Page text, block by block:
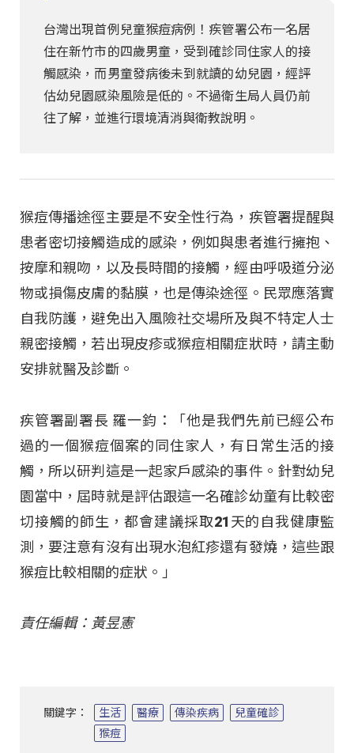
台灣出現首例兒童猴痘病例！疾管署公布一名居
住在新竹市的四歲男童，受到確診同住家人的接
觸感染，而男童發病後未到就讀的幼兒園，經評
估幼兒園感染風險是低的。不過衛生局人員仍前
往了解，並進行環境清消與衛教說明。
猴痘傳播途徑主要是不安全性行為，疾管署提醒與
患者密切接觸造成的感染，例如與患者進行擁抱、
按摩和親吻，以及長時間的接觸，經由呼吸道分泌
物或損傷皮膚的黏膜，也是傳染途徑。民眾應落實
自我防護，避免出入風險社交場所及與不特定人士
親密接觸，若出現皮疹或猴痘相關症狀時，請主動
安排就醫及診斷。
疾管署副署長 羅一鈞：「他是我們先前已經公布
過的一個猴痘個案的同住家人，有日常生活的接
觸，所以研判這是一起家戶感染的事件。針對幼兒
園當中，屆時就是評估跟這一名確診幼童有比較密
切接觸的師生，都會建議採取21天的自我健康監
測，要注意有沒有出現水泡紅疹還有發燒，這些跟
猴痘比較相關的症狀。」
責任編輯：黃昱憲
關鍵字： 生活 醫療 傳染疾病
兒童確診
猴痘